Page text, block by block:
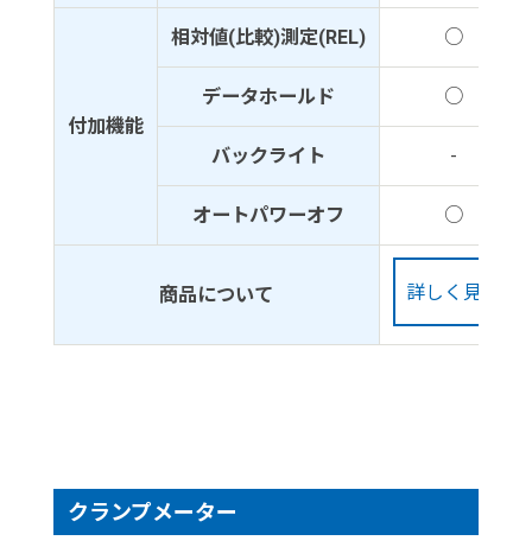
付加機能
相対値(比較)測定(REL) ○
データホールド ○
バックライト -
オートパワーオフ ○
商品について 詳しく見る
クランプメーター